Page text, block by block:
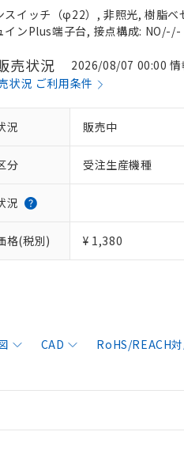
スイッチ（φ22）, 非照光, 樹脂
インPlus端子台, 接点構成: NO/-/-
売状況
2026/08/07 00:00 情
状況 ご利用条件
況 販売中
分 受注生産機種
況
格(税別) ¥ 1,380
CAD RoHS/REACH